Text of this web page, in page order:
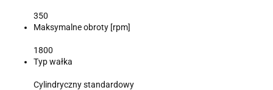
350
Maksymalne obroty [rpm]
1800
Typ wałka
Cylindryczny standardowy